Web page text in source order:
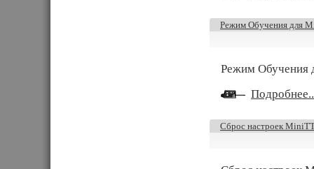
Режим Обучения для
Режим Обучения
Сброс настроек